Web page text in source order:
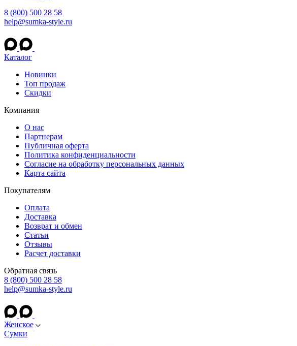
8 (800) 500 28 58
help@sumka-style.ru
Каталог
Новинки
Топ продаж
Скидки
Компания
О нас
Партнерам
Публичная оферта
Политика конфиденциальности
Согласие на обработку персональных данных
Карта сайта
Покупателям
Оплата
Доставка
Возврат и обмен
Статьи
Отзывы
Расчет доставки
Обратная связь
8 (800) 500 28 58
help@sumka-style.ru
Женское
Сумки